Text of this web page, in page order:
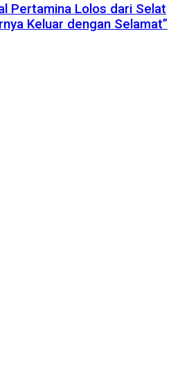
Pertamina Lolos dari Selat
Keluar dengan Selamat”